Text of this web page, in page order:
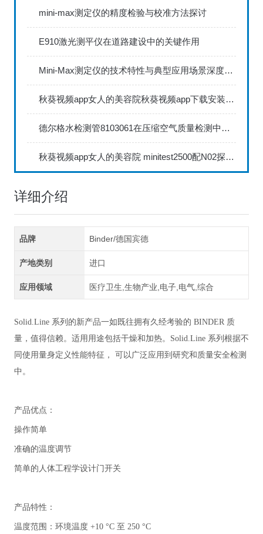
mini-max测定仪的精度检验与校准方法探讨
E910激光测平仪在道路建设中的关键作用
Mini-Max测定仪的技术特性与典型应用场景深度解读
秋葵视频app女人的美容院秋葵视频app下载安装735FN1.5正确的校准步骤
德尔格水检测管8103061在压缩空气质量检测中的应用
秋葵视频app女人的美容院 minitest2500配N02探头如何两点校准？
详细介绍
品牌 Binder/德国宾德
产地类别 进口
应用领域 医疗卫生,生物产业,电子,电气,综合
Solid.Line 系列的新产品一如既往拥有久经考验的 BINDER 质
量，值得信赖。适用用途包括干燥和加热。Solid.Line 系列根据不
同使用量身定义性能特征， 可以广泛应用到研究和质量安全检测
中。
产品优点：
操作简单
准确的温度调节
简单的人体工程学设计门开关
产品特性：
温度范围：环境温度 +10 °C 至 250 °C